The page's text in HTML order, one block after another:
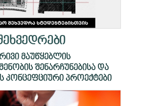
მაუწყებლის
შენარჩუნებისა და
კონცეფციური პროექტები